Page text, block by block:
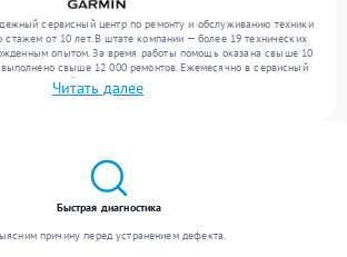
сервисный центр по ремонту и обслуживанию техники
стажем от 10 лет. В штате компании — более 19 технических
опытом. За время работы помощь оказана свыше 10
свыше 12 000 ремонтов. Ежемесячно в сервисный
300 обращений, включая , , . Мы работаем с широким спектром
гарантируем высокое качество обслуживания благодаря
Читать далее
Быстрая диагностика
причину перед устранением дефекта.